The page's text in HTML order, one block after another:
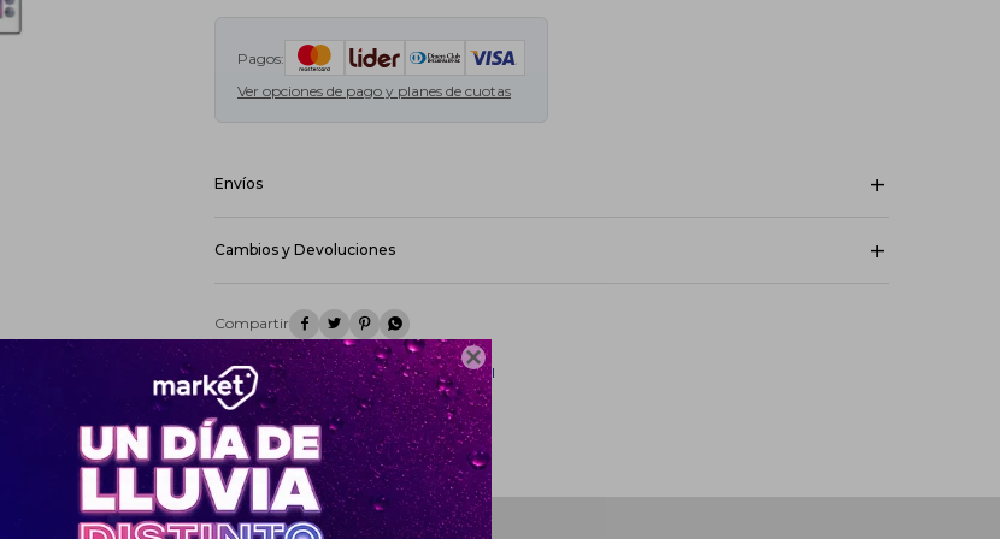

Pagos:
Ver opciones de pago y planes de cuotas
Envíos
DAC - Interior - Envío en 48hs:
Cambios y Devoluciones
(5) días hábiles contados desde la formalización del contrato o de la entrega del producto, a
su sola opción, sin responsabilidad alguna de su parte
Ver mas
   
Ver mas productos de la marca Universal
¡Sumate a la forma más ágil de
comprar!
Comprá en 3 cuotas sin recargo o hasta en
12 cuotas * ¡Solo con tu cédula!